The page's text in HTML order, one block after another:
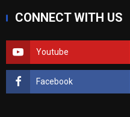
CONNECT WITH US
Youtube
Facebook